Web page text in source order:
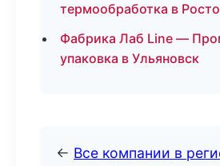
термообработка в
Фабрика Лаб Line —
упаковка в Ульяновск
← Все компании в